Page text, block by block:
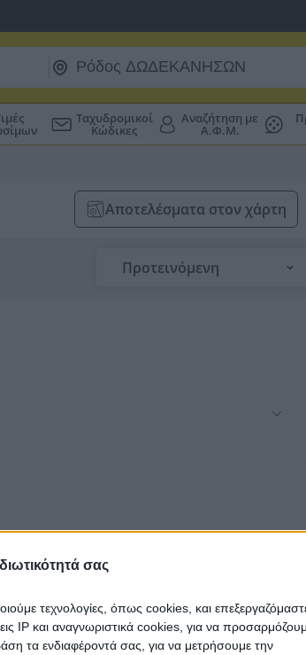
σας
τεχνολογίες, όπως cookies, και
IP και αναγνωριστικά cookies, για να
τα ενδιαφέροντά σας, για να μετρήσουμε την
Ταχυδρομικοί
Κώδικες
Αναζήτηση με
Α.Φ.Μ.
Αποτελέσματα στον χάρτη
Προτεινόμενη